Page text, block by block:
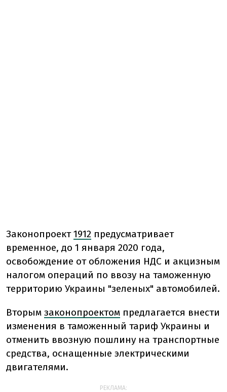
Законопроект1912 предусматривает
временное, до 1 января 2020 года,
освобождение от обложения НДС и акцизным
налогом операций по ввозу на таможенную
территорию Украины "зеленых" автомобилей.
Вторым законопроектом предлагается внести
изменения в таможенный тариф Украины и
отменить ввозную пошлину на транспортные
средства, оснащенные электрическими
двигателями.
РЕКЛАМА: